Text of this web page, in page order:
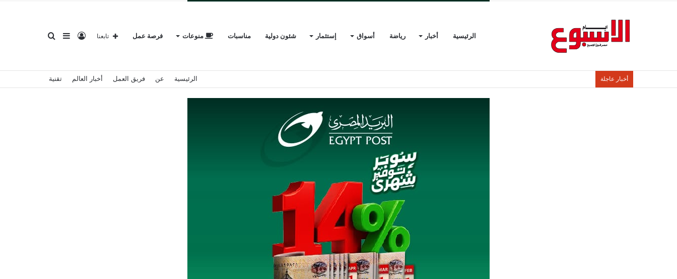
الرئيسية أخبار رياضة أسواق إستثمار شئون دولية مناسبات منوعات فرصة عمل بحثإضافةتسجيل تابعنا
أخبار عاجلة الرئيسية عن فريق العمل أخبار العالم تقنية